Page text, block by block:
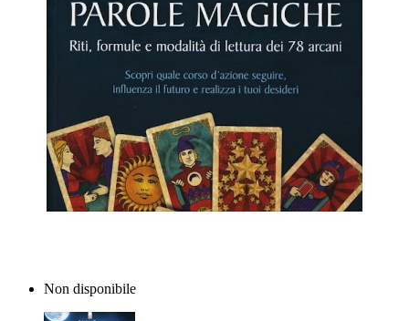
Non disponibile